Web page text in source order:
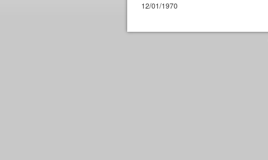
12/01/1970